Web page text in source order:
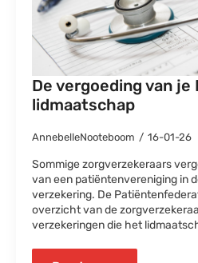
De vergoeding van je
lidmaatschap
AnnebelleNooteboom 16-01-26
Sommige zorgverzekeraars
van een patiëntenvereniging in
verzekering. De
overzicht van de
verzekeringen die het